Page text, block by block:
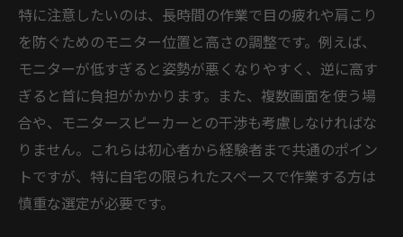
の極意
ウルトラワイドモニターとDTM作業の相性
比較
DTMモニター24インチの使いやすさを検証
画面構成で変わるDTMの制作フロー最適化
DTMモニター何インチが作業効率に最適か
DTMモニター大きさ選びの実践的アドバイ
特に注意したいのは、長時間の作業で目の疲れや肩こり
を防ぐためのモニター位置と高さの調整です。例えば、
モニターが低すぎると姿勢が悪くなりやすく、逆に高す
ぎると首に負担がかかります。また、複数画面を使う場
合や、モニタースピーカーとの干渉も考慮しなければな
りません。これらは初心者から経験者まで共通のポイン
トですが、特に自宅の限られたスペースで作業する方は
慎重な選定が必要です。